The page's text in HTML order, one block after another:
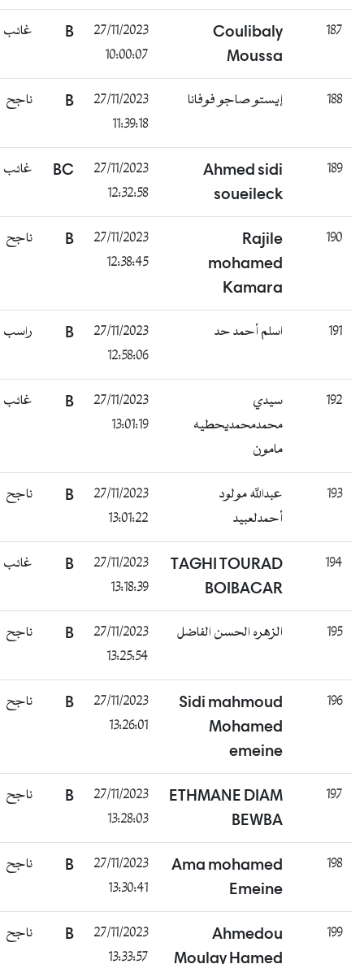
187
Coulibaly
Moussa
27/11/2023
10:00:07
B غائب
188 إيستو صاجو فوفانا
27/11/2023
11:39:18
B ناجح
189
Ahmed sidi
soueileck
27/11/2023
12:32:58
BC غائب
190
Rajile
mohamed
Kamara
27/11/2023
12:38:45
B ناجح
191 اسلم أحمد حد
27/11/2023
12:58:06
B راسب
192
سيدي
محمدمحمديحطيه
مامون
27/11/2023
13:01:19
B غائب
193
عبدالله مولود
أحمدلعبيد
27/11/2023
13:01:22
B ناجح
194
TAGHI TOURAD
BOIBACAR
27/11/2023
13:18:39
B غائب
195 الزهره الحسن الفاضل
27/11/2023
13:25:54
B ناجح
196
Sidi mahmoud
Mohamed
emeine
27/11/2023
13:26:01
B ناجح
197
ETHMANE DIAM
BEWBA
27/11/2023
13:28:03
B ناجح
198
Ama mohamed
Emeine
27/11/2023
13:30:41
B ناجح
199
Ahmedou
Moulay Hamed
27/11/2023
13:33:57
B ناجح